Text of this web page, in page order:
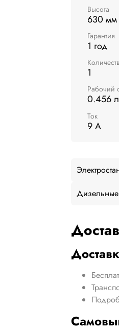
Высота
630 мм
Гарантия
1 год
1
Рабочий
0.456 л
Ток
9 А
Дизельные